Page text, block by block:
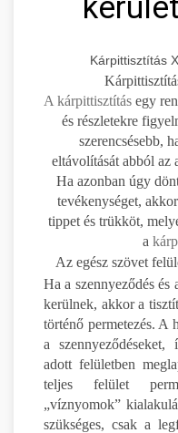
Kárpittisztítás
A kárpittisztítás egy
és részletekre
szerencsésebb,
eltávolítását abból az
Ha azonban úgy
tevékenységet,
tippet és trükköt,
a
Az egész szövet
Ha a szennyeződés és
kerülnek, akkor a
történő permetezés. A
a
adott felületben
teljes felület
„víznyomok”
szükséges, csak a